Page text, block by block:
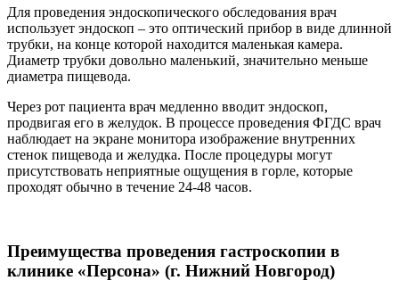
Для проведения эндоскопического обследования врач
использует эндоскоп – это оптический прибор в виде длинной
трубки, на конце которой находится маленькая камера.
Диаметр трубки довольно маленький, значительно меньше
диаметра пищевода.
Через рот пациента врач медленно вводит эндоскоп,
продвигая его в желудок. В процессе проведения ФГДС врач
наблюдает на экране монитора изображение внутренних
стенок пищевода и желудка. После процедуры могут
присутствовать неприятные ощущения в горле, которые
проходят обычно в течение 24-48 часов.
Преимущества проведения гастроскопии в
клинике «Персона» (г. Нижний Новгород)